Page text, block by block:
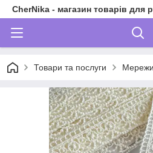
CherNika - магазин товарів для
Товари та послуги